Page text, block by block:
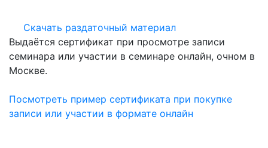
Скачать раздаточный материал
Выдаётся сертификат при просмотре записи
семинара или участии в семинаре онлайн, очном в
Москве.
Посмотреть пример сертификата при покупке
записи или участии в формате онлайн